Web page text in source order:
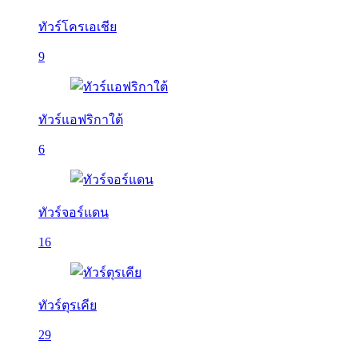
ทัวร์โครเอเชีย
9
ทัวร์แอฟริกาใต้
6
ทัวร์จอร์แดน
16
ทัวร์ตุรเคีย
29